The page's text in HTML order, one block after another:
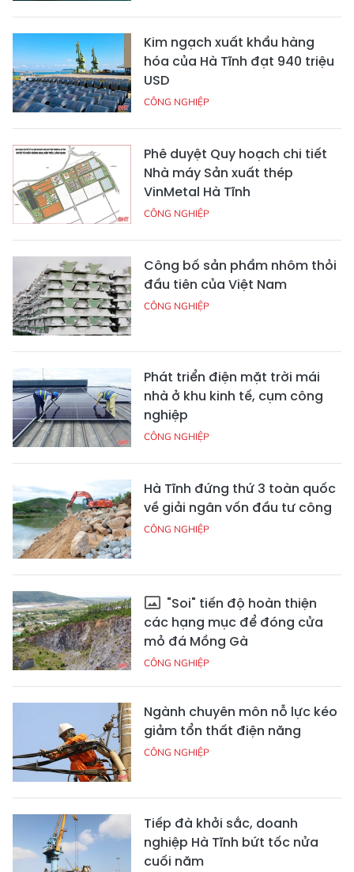
Kim ngạch xuất khẩu hàng
hóa của Hà Tĩnh đạt 940 triệu
USD
CÔNG NGHIỆP
Phê duyệt Quy hoạch chi tiết
Nhà máy Sản xuất thép
VinMetal Hà Tĩnh
CÔNG NGHIỆP
Công bố sản phẩm nhôm thỏi
đầu tiên của Việt Nam
CÔNG NGHIỆP
Phát triển điện mặt trời mái
nhà ở khu kinh tế, cụm công
nghiệp
CÔNG NGHIỆP
Hà Tĩnh đứng thứ 3 toàn quốc
về giải ngân vốn đầu tư công
CÔNG NGHIỆP
"Soi" tiến độ hoàn thiện
các hạng mục để đóng cửa
mỏ đá Mồng Gà
CÔNG NGHIỆP
Ngành chuyên môn nỗ lực kéo
giảm tổn thất điện năng
CÔNG NGHIỆP
Tiếp đà khởi sắc, doanh
nghiệp Hà Tĩnh bứt tốc nửa
cuối năm